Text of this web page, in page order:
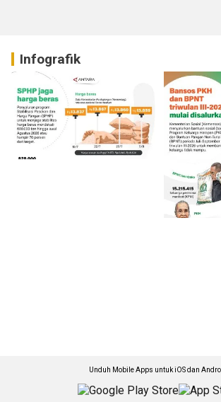
Infografik
Unduh Mobile Apps untuk iOS dan